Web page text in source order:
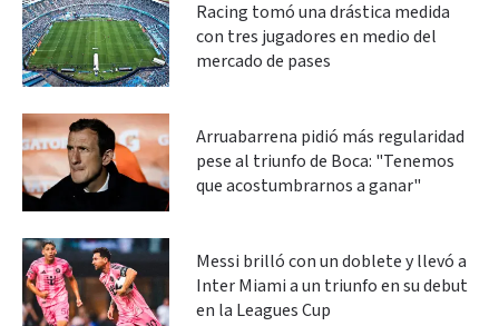
Racing tomó una drástica medida
con tres jugadores en medio del
mercado de pases
Arruabarrena pidió más regularidad
pese al triunfo de Boca: "Tenemos
que acostumbrarnos a ganar"
Messi brilló con un doblete y llevó a
Inter Miami a un triunfo en su debut
en la Leagues Cup